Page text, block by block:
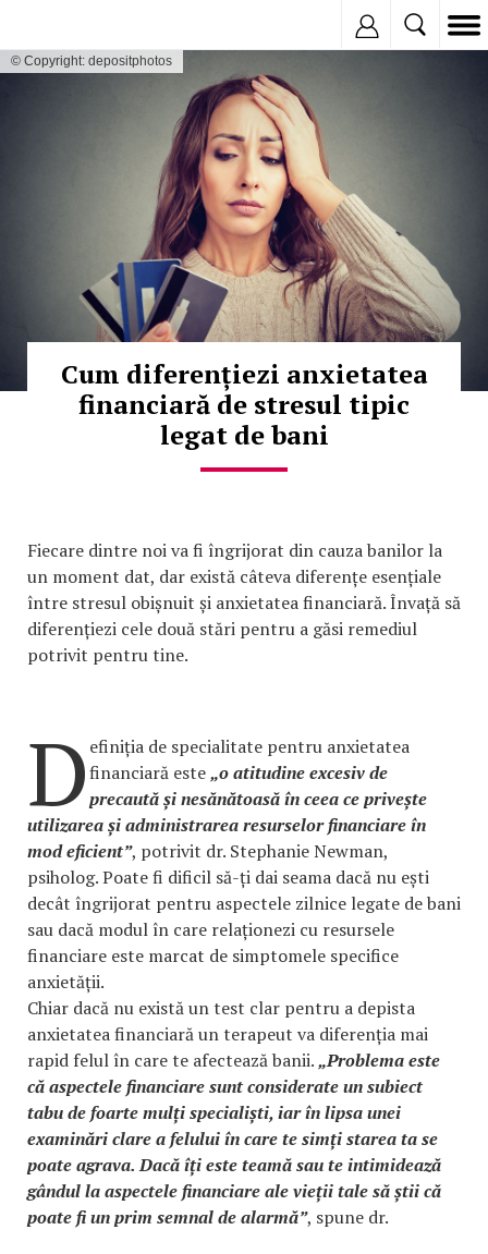
© Copyright: depositphotos
Cum diferențiezi anxietatea
financiară de stresul tipic
legat de bani
Fiecare dintre noi va fi îngrijorat din cauza banilor la
un moment dat, dar există câteva diferențe esențiale
între stresul obișnuit și anxietatea financiară. Învață să
diferențiezi cele două stări pentru a găsi remediul
potrivit pentru tine.
D efiniția de specialitate pentru anxietatea
financiară este„o atitudine excesiv de
precaută și nesănătoasă în ceea ce privește
utilizarea și administrarea resurselor financiare în
mod eficient”, potrivit dr. Stephanie Newman,
psiholog. Poate fi dificil să-ți dai seama dacă nu ești
decât îngrijorat pentru aspectele zilnice legate de bani
sau dacă modul în care relaționezi cu resursele
financiare este marcat de simptomele specifice
anxietății.
Chiar dacă nu există un test clar pentru a depista
anxietatea financiară un terapeut va diferenția mai
rapid felul în care te afectează banii.„Problema este
că aspectele financiare sunt considerate un subiect
tabu de foarte mulți specialiști, iar în lipsa unei
examinări clare a felului în care te simți starea ta se
poate agrava. Dacă îți este teamă sau te intimidează
gândul la aspectele financiare ale vieții tale să știi că
poate fi un prim semnal de alarmă”, spune dr.